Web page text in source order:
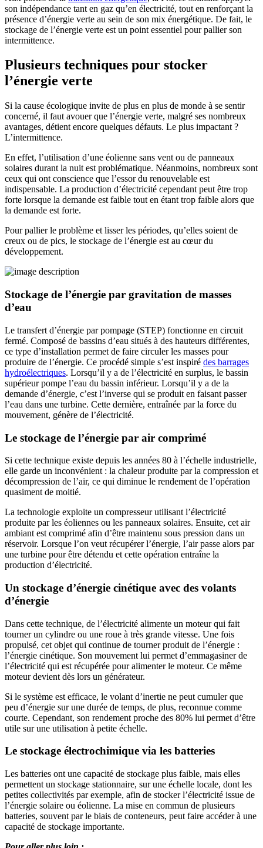
son indépendance tant en gaz qu’en électricité, tout en renforçant la
présence d’énergie verte au sein de son mix énergétique. De fait, le
stockage de l’énergie verte est un point essentiel pour pallier son
intermittence.
Plusieurs techniques pour stocker
l’énergie verte
Si la cause écologique invite de plus en plus de monde à se sentir
concerné, il faut avouer que l’énergie verte, malgré ses nombreux
avantages, détient encore quelques défauts. Le plus impactant ?
L’intermittence.
En effet, l’utilisation d’une éolienne sans vent ou de panneaux
solaires durant la nuit est problématique. Néanmoins, nombreux sont
ceux qui ont conscience que l’essor du renouvelable est
indispensable. La production d’électricité cependant peut être trop
forte lorsque la demande est faible tout en étant trop faible alors que
la demande est forte.
Pour pallier le problème et lisser les périodes, qu’elles soient de
creux ou de pics, le stockage de l’énergie est au cœur du
développement.
Stockage de l’énergie par gravitation de masses
d’eau
Le transfert d’énergie par pompage (STEP) fonctionne en circuit
fermé. Composé de bassins d’eau situés à des hauteurs différentes,
ce type d’installation permet de faire circuler les masses pour
produire de l’énergie. Ce procédé simple s’est inspiré des barrages
hydroélectriques. Lorsqu’il y a de l’électricité en surplus, le bassin
supérieur pompe l’eau du bassin inférieur. Lorsqu’il y a de la
demande d’énergie, c’est l’inverse qui se produit en faisant passer
l’eau dans une turbine. Cette dernière, entraînée par la force du
mouvement, génère de l’électricité.
Le stockage de l’énergie par air comprimé
Si cette technique existe depuis les années 80 à l’échelle industrielle,
elle garde un inconvénient : la chaleur produite par la compression et
décompression de l’air, ce qui diminue le rendement de l’opération
quasiment de moitié.
La technologie exploite un compresseur utilisant l’électricité
produite par les éoliennes ou les panneaux solaires. Ensuite, cet air
ambiant est comprimé afin d’être maintenu sous pression dans un
réservoir. Lorsque l’on veut récupérer l’énergie, l’air passe alors par
une turbine pour être détendu et cette opération entraîne la
production d’électricité.
Un stockage d’énergie cinétique avec des volants
d’énergie
Dans cette technique, de l’électricité alimente un moteur qui fait
tourner un cylindre ou une roue à très grande vitesse. Une fois
propulsé, cet objet qui continue de tourner produit de l’énergie :
l’énergie cinétique. Son mouvement lui permet d’emmagasiner de
l’électricité qui est récupérée pour alimenter le moteur. Ce même
moteur devient dès lors un générateur.
Si le système est efficace, le volant d’inertie ne peut cumuler que
peu d’énergie sur une durée de temps, de plus, reconnue comme
courte. Cependant, son rendement proche des 80% lui permet d’être
utile sur une utilisation à petite échelle.
Le stockage électrochimique via les batteries
Les batteries ont une capacité de stockage plus faible, mais elles
permettent un stockage stationnaire, sur une échelle locale, dont les
petites collectivités par exemple, afin de stocker l’électricité issue de
l’énergie solaire ou éolienne. La mise en commun de plusieurs
batteries, souvent par le biais de conteneurs, peut faire accéder à une
capacité de stockage importante.